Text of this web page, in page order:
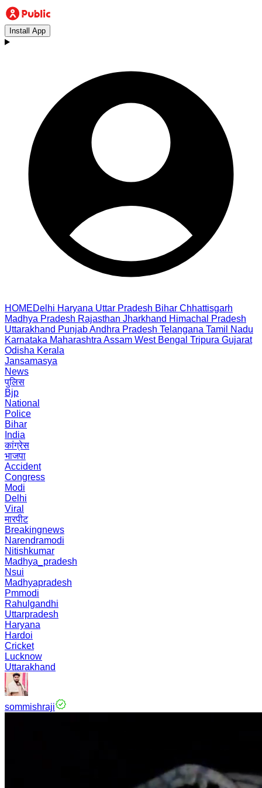
Install App
HOMEDelhi Haryana Uttar Pradesh Bihar Chhattisgarh
Madhya Pradesh Rajasthan Jharkhand Himachal Pradesh
Uttarakhand PunjabAndhra Pradesh Telangana Tamil Nadu
Karnataka Maharashtra Assam West Bengal Tripura Gujarat
Odisha Kerala
Jansamasya
News
पुलिस
Bjp
National
Police
Bihar
India
कांग्रेस
भाजपा
Accident
Congress
Modi
Delhi
Viral
मारपीट
Breakingnews
Narendramodi
Nitishkumar
Madhya_pradesh
Nsui
Madhyapradesh
Pmmodi
Rahulgandhi
Uttarpradesh
Haryana
Hardoi
Cricket
Lucknow
Uttarakhand
sommishraji